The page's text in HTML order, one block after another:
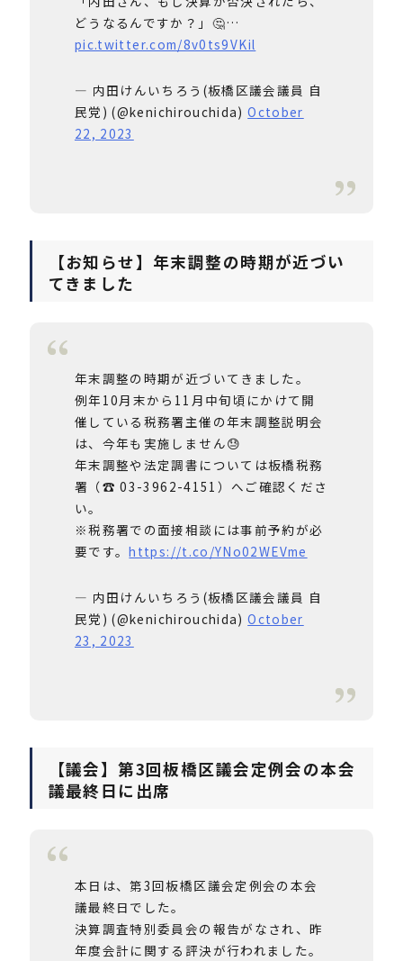
どうなるんですか？」🤔…
pic.twitter.com/8v0ts9VKil
— 内田けんいちろう(板橋区議会議員 自
民党) (@kenichirouchida)October
22, 2023
【お知らせ】年末調整の時期が近づい
てきました
年末調整の時期が近づいてきました。
例年10月末から11月中旬頃にかけて開
催している税務署主催の年末調整説明会
は、今年も実施しません😓
年末調整や法定調書については板橋税務
署（☎️ 03-3962-4151）へご確認くださ
い。
※税務署での面接相談には事前予約が必
要です。https://t.co/YNo02WEVme
— 内田けんいちろう(板橋区議会議員 自
民党) (@kenichirouchida)October
23, 2023
【議会】第3回板橋区議会定例会の本会
議最終日に出席
本日は、第3回板橋区議会定例会の本会
議最終日でした。
決算調査特別委員会の報告がなされ、昨
年度会計に関する評決が行われました。